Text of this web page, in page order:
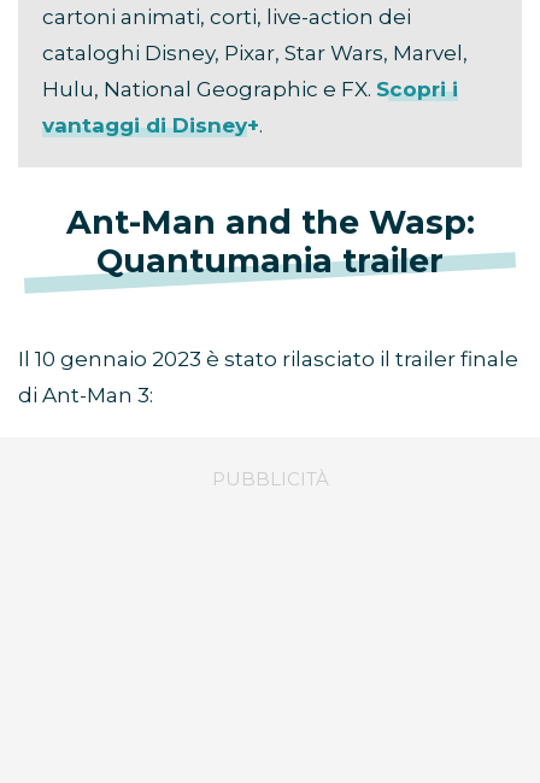
cartoni animati, corti, live-action dei
cataloghi Disney, Pixar, Star Wars, Marvel,
Hulu, National Geographic e FX. Scopri i
vantaggi di Disney+.
Ant-Man and the Wasp:
Quantumania trailer
Il 10 gennaio 2023 è stato rilasciato il trailer finale
di Ant-Man 3: